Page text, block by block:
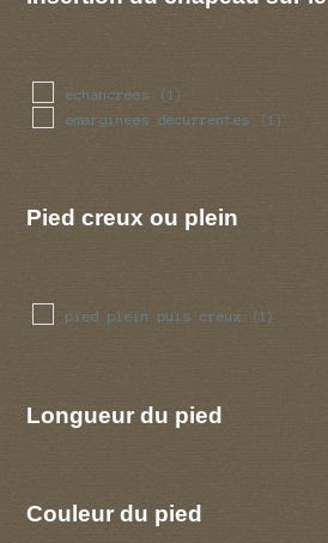
echancrees (1)
emarginees decurrentes (1)
Pied creux ou plein
pied plein puis creux (1)
Longueur du pied
Couleur du pied